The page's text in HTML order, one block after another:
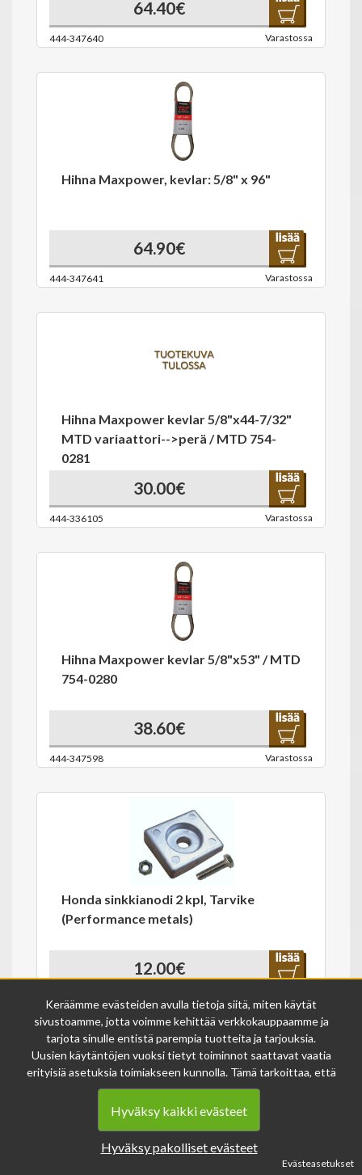
64.40€
444-347640 Varastossa
Hihna Maxpower, kevlar: 5/8" x 96"
64.90€
444-347641 Varastossa
Hihna Maxpower kevlar 5/8"x44-7/32"
MTD variaattori-->perä / MTD 754-
0281
30.00€
444-336105 Varastossa
Hihna Maxpower kevlar 5/8"x53" / MTD
754-0280
38.60€
444-347598 Varastossa
Honda sinkkianodi 2 kpl, Tarvike
(Performance metals)
12.00€
126-1-000270 Varastossa
sylinterisarja (tarvikeosa)
Keräämme evästeiden avulla tietoja siitä, miten käytät
sivustoamme, jotta voimme kehittää verkkokauppaamme ja
tarjota sinulle entistä parempia tuotteita ja tarjouksia.
Uusien käytäntöjen vuoksi tietyt toiminnot saattavat vaatia
erityisiä asetuksia toimiakseen kunnolla. Tämä tarkoittaa, että
joissakin tapauksissa anonymisoidut tiedot voivat kertyä,
vaikka olisit kieltänyt evästeiden käytön. Näitä tietoja
käytetään ainoastaan palvelumme parantamiseen, eikä niistä
Voit muuttaa evästeasetuksiasi milloin tahansa sivun
Hyväksy kaikki evästeet
Hyväksy pakolliset evästeet
Evästeasetukset